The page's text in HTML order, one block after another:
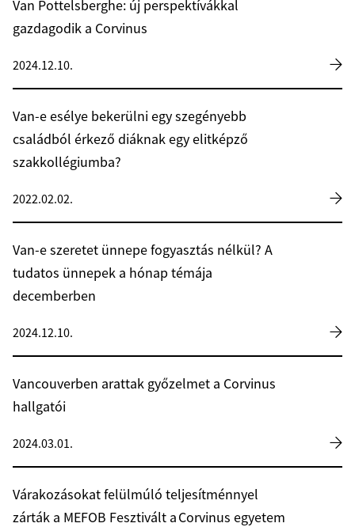
Van Pottelsberghe: új perspektívákkal
gazdagodik a Corvinus
2024.12.10.
Van-e esélye bekerülni egy szegényebb
családból érkező diáknak egy elitképző
szakkollégiumba?
2022.02.02.
Van-e szeretet ünnepe fogyasztás nélkül? A
tudatos ünnepek a hónap témája
decemberben
2024.12.10.
Vancouverben arattak győzelmet a Corvinus
hallgatói
2024.03.01.
Várakozásokat felülmúló teljesítménnyel
zárták a MEFOB Fesztivált a Corvinus egyetem